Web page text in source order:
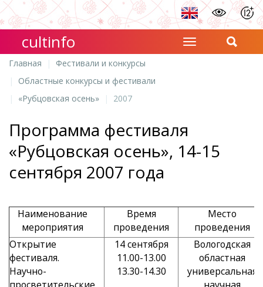
cultinfo
Главная
Фестивали и конкурсы
Областные конкурсы и фестивали
«Рубцовская осень»
2007
Программа фестиваля
«Рубцовская осень», 14-15
сентября 2007 года
Наименование
мероприятия
Время
проведения
Место
проведения
Открытие
фестиваля.
Научно-
14 сентября
11.00-13.00
13.30-14.30
Вологодская
областная
универсальная